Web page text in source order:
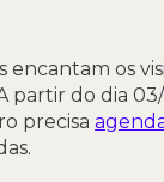
encantam os
partir do dia
precisa